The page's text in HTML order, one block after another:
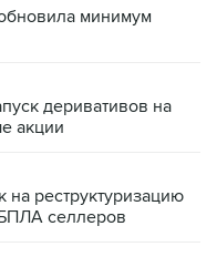
минимум
деривативов на
акции
реструктуризацию
селлеров